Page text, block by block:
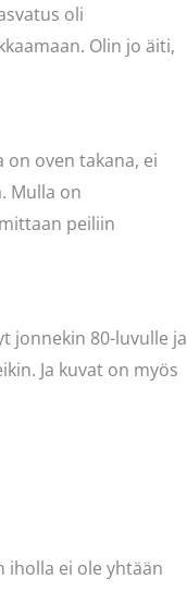
oli
Olin jo äiti,
oven takana, ei
Mulla on
peiliin
jonnekin 80-luvulle ja
Ja kuvat on myös
iholla ei ole yhtään